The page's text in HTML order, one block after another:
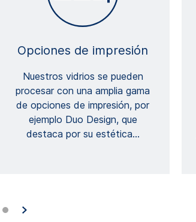
Opciones de impresión
Nuestros vidrios se pueden
procesar con una amplia gama
de opciones de impresión, por
ejemplo Duo Design, que
destaca por su estética…